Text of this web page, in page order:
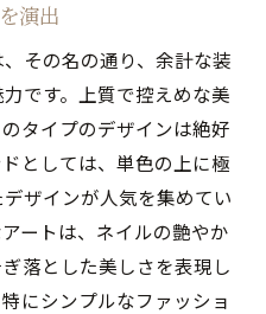
演出
その名の通り、余計な装
です。上質で控えめな美
タイプのデザインは絶好
としては、単色の上に極
ザインが人気を集めてい
ートは、ネイルの艶やか
落とした美しさを表現し
にシンプルなファッショ